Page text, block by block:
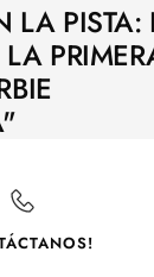
LA PISTA: